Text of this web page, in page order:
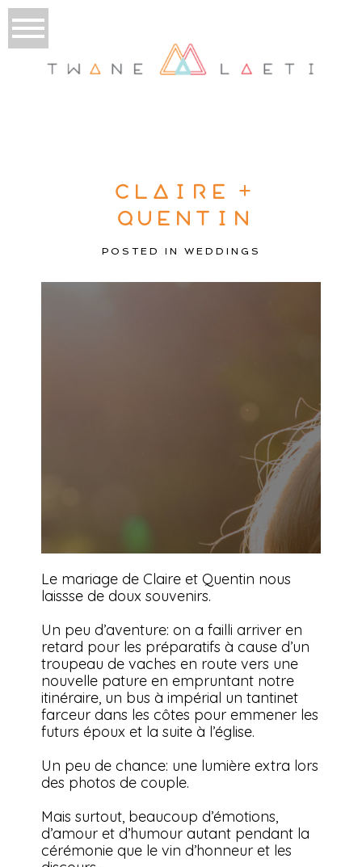
CLAIRE +
QUENTIN
POSTED IN WEDDINGS
Le mariage de Claire et Quentin nous
laissse de doux souvenirs.
Un peu d’aventure: on a failli arriver en
retard pour les préparatifs à cause d’un
troupeau de vaches en route vers une
nouvelle pature en empruntant notre
itinéraire, un bus à impérial un tantinet
farceur dans les côtes pour emmener les
futurs époux et la suite à l’église.
Un peu de chance: une lumière extra lors
des photos de couple.
Mais surtout, beaucoup d’émotions,
d’amour et d’humour autant pendant la
cérémonie que le vin d’honneur et les